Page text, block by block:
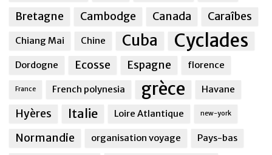
Bretagne Cambodge Canada Caraîbes
Chiang Mai Chine Cuba Cyclades
Dordogne Ecosse Espagne florence
France French polynesia grèce Havane
Hyères Italie Loire Atlantique new-york
Normandie organisation voyage Pays-bas